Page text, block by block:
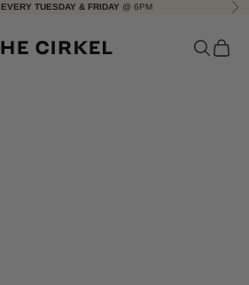
EVERY TUESDAY & FRIDAY @ 6PM
Search
Cart